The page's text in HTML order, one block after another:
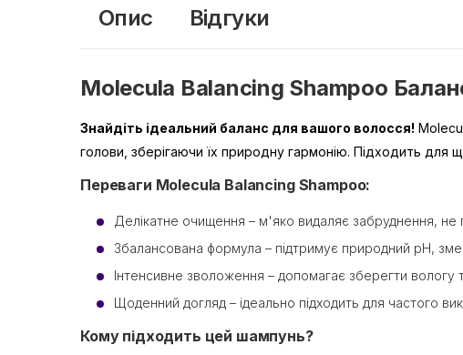
Опис Відгуки
Molecula Balancing Shampoo
Знайдіть ідеальний баланс для вашого волосся!
голови, зберігаючи їх природну гармонію. Підходить для
Переваги Molecula Balancing Shampoo:
Делікатне очищення – м'яко видаляє забруднення,
Збалансована формула – підтримує природний pH,
Інтенсивне зволоження – допомагає зберегти вологу
Щоденний догляд – ідеально підходить для частого
Кому підходить цей шампунь?